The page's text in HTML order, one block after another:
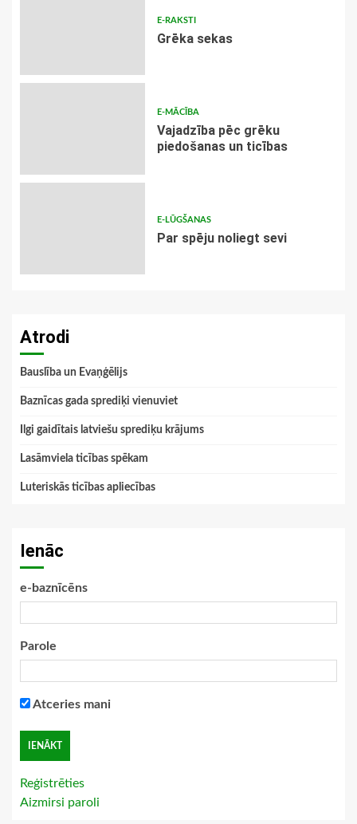
E-RAKSTI
Grēka sekas
E-MĀCĪBA
Vajadzība pēc grēku
piedošanas un ticības
E-LŪGŠANAS
Par spēju noliegt sevi
Atrodi
Bauslība un Evaņģēlijs
Baznīcas gada sprediķi vienuviet
Ilgi gaidītais latviešu sprediķu krājums
Lasāmviela ticības spēkam
Luteriskās ticības apliecības
Ienāc
e-baznīcēns
Parole
Atceries mani
Reģistrēties
Aizmirsi paroli